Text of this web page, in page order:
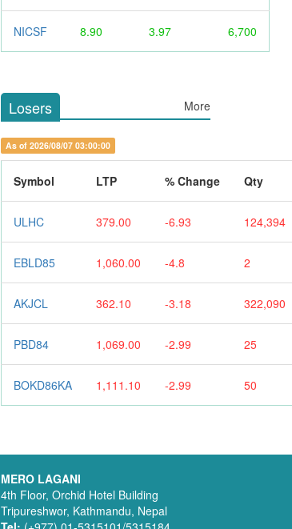
NICSF 8.90 3.97 6,700
Losers More
As of 2026/08/07 03:00:00
Symbol LTP % Change Qty
ULHC 379.00 -6.93 124,394
EBLD85 1,060.00 -4.8 2
AKJCL 362.10 -3.18 322,090
PBD84 1,069.00 -2.99 25
BOKD86KA 1,111.10 -2.99 50
MERO LAGANI
4th Floor, Orchid Hotel Building
Tripureshwor, Kathmandu, Nepal